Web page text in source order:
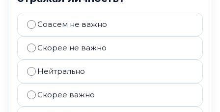
Совсем не важно
Скорее не важно
Нейтрально
Скорее важно